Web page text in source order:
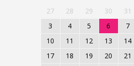
27 28 29 30 31
3
4 5 6 7
10
11 12 13 14
17
18 19 20 21